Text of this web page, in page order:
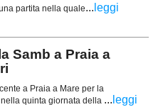
partita nella quale... leggi
Samb a Praia a
a Praia a Mare per la
quinta giornata della ... leggi